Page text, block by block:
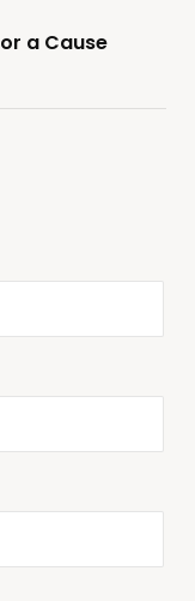
a Cause